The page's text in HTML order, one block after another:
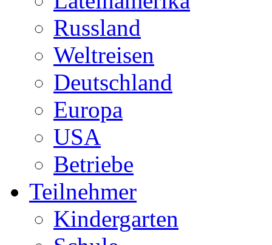
Russland
Weltreisen
Deutschland
Europa
USA
Betriebe
Teilnehmer
Kindergarten